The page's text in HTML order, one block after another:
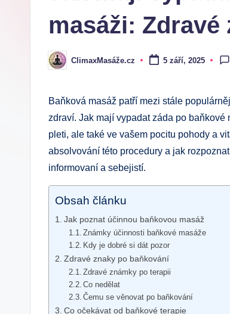
masáži:
Posted
by
ClimaxMasáže.cz 5 září, 2025
Baňková masáž patří mezi stále
zdraví. Jak mají vypadat záda po
pleti, ale také ve vašem pocitu pohody a
absolvování této procedury a jak
informovaní a sebejistí.
Obsah článku
Jak poznat účinnou baňkovou masáž
Známky účinnosti baňkové masáže
Kdy je dobré si dát pozor
Zdravé znaky po baňkování
Zdravé známky po terapii
Co nedělat
Čemu se věnovat po baňkování
Co očekávat od baňkové terapie